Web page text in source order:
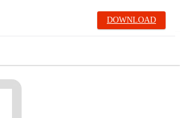
DOWNLOAD